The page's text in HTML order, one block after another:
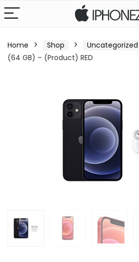
Home Shop Uncategorized
(64 GB) – (Product) RED